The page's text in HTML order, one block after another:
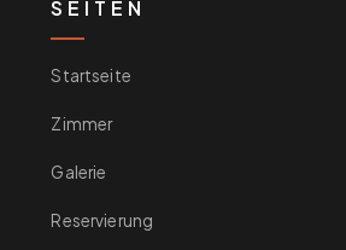
SEITEN
Startseite
Zimmer
Galerie
Reservierung